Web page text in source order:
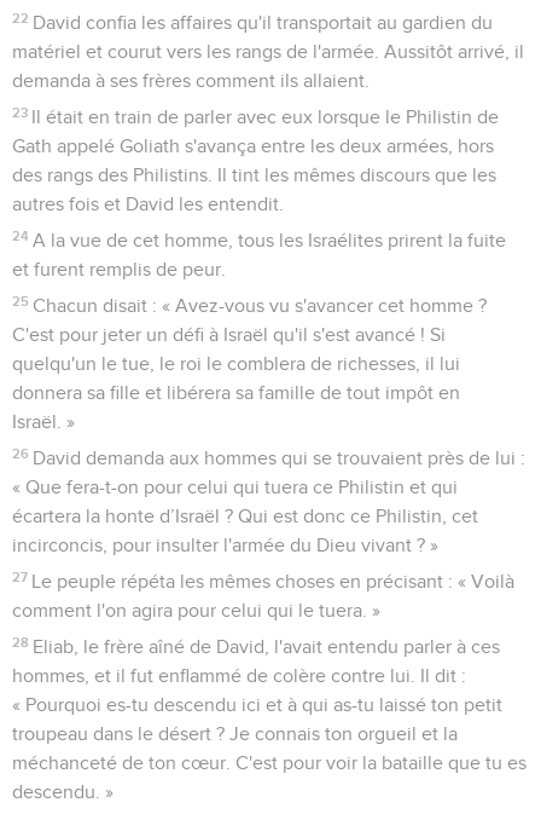
22 David confia les affaires qu'il transportait au gardien du
matériel et courut vers les rangs de l'armée. Aussitôt arrivé, il
demanda à ses frères comment ils allaient.
23 Il était en train de parler avec eux lorsque le Philistin de
Gath appelé Goliath s'avança entre les deux armées, hors
des rangs des Philistins. Il tint les mêmes discours que les
autres fois et David les entendit.
24 A la vue de cet homme, tous les Israélites prirent la fuite
et furent remplis de peur.
25 Chacun disait : « Avez-vous vu s'avancer cet homme ?
C'est pour jeter un défi à Israël qu'il s'est avancé ! Si
quelqu'un le tue, le roi le comblera de richesses, il lui
donnera sa fille et libérera sa famille de tout impôt en
Israël. »
26 David demanda aux hommes qui se trouvaient près de lui :
« Que fera-t-on pour celui qui tuera ce Philistin et qui
écartera la honte d’Israël ? Qui est donc ce Philistin, cet
incirconcis, pour insulter l'armée du Dieu vivant ? »
27 Le peuple répéta les mêmes choses en précisant : « Voilà
comment l'on agira pour celui qui le tuera. »
28 Eliab, le frère aîné de David, l'avait entendu parler à ces
hommes, et il fut enflammé de colère contre lui. Il dit :
« Pourquoi es-tu descendu ici et à qui as-tu laissé ton petit
troupeau dans le désert ? Je connais ton orgueil et la
méchanceté de ton cœur. C'est pour voir la bataille que tu es
descendu. »